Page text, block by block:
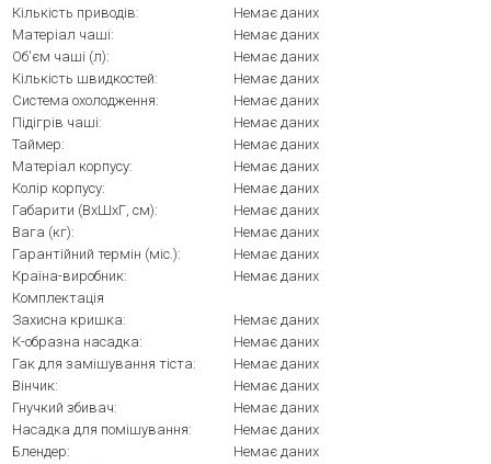
Кількість приводів:
Немає даних
Матеріал чаші:
Немає даних
Об'єм чаші (л):
Немає даних
Кількість швидкостей:
Немає даних
Система охолодження:
Немає даних
Підігрів чаші:
Немає даних
Таймер:
Немає даних
Матеріал корпусу:
Немає даних
Колір корпусу:
Немає даних
Габарити (ВхШхГ, см):
Немає даних
Вага (кг):
Немає даних
Гарантійний термін (міс.):
Немає даних
Країна-виробник:
Немає даних
Комплектація
Захисна кришка:
Немає даних
К-образна насадка:
Немає даних
Гак для замішування тіста:
Немає даних
Вінчик:
Немає даних
Гнучкий збивач:
Немає даних
Насадка для помішування:
Немає даних
Блендер:
Немає даних